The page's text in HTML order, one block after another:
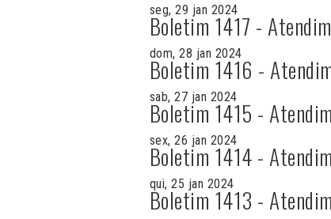
seg, 29 jan 2024
Boletim 1417 -
dom, 28 jan 2024
Boletim 1416 -
sab, 27 jan 2024
Boletim 1415 -
sex, 26 jan 2024
Boletim 1414 -
qui, 25 jan 2024
Boletim 1413 -